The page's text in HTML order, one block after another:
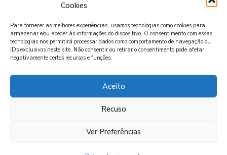
Cookies
Para fornecer as melhores experiências, usamos tecnologias como cookies para
armazenar e/ou aceder às informações do dispositivo. O consentimento com essas
tecnologias nos permitirá processar dados como comportamento de navegação ou
IDs exclusivos neste site. Não consentir ou retirar o consentimento pode afetar
negativamente certos recursos e funções.
Aceito
Recuso
Ver Preferências
Roteiros
POLÍTICA DE PRIVACIDADE
DAS DENÚNCIAS